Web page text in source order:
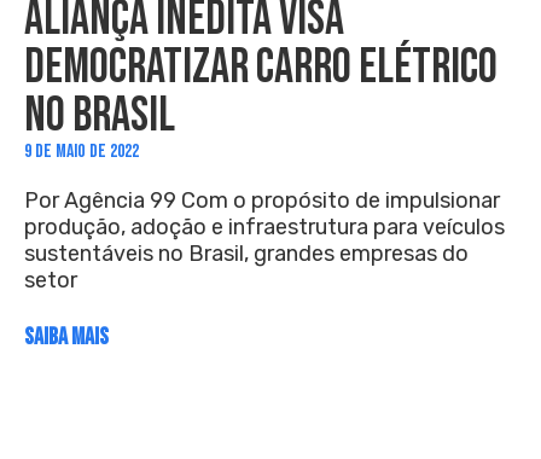
ALIANÇA INÉDITA VISA
DEMOCRATIZAR CARRO ELÉTRICO
NO BRASIL
9 DE MAIO DE 2022
Por Agência 99 Com o propósito de impulsionar
produção, adoção e infraestrutura para veículos
sustentáveis no Brasil, grandes empresas do
setor
SAIBA MAIS